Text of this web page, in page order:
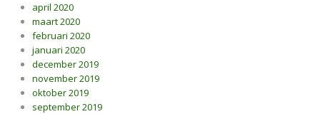
april 2020
maart 2020
februari 2020
januari 2020
december 2019
november 2019
oktober 2019
september 2019